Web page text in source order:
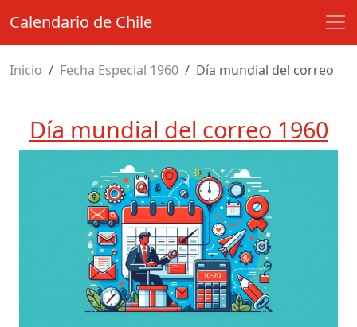
Calendario de Chile
Inicio Fecha Especial 1960 Día mundial del correo
Día mundial del correo 1960